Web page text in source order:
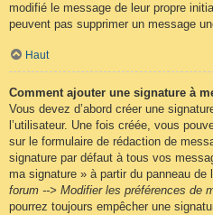
modifié le message de leur propre
peuvent pas supprimer un message
Haut
Comment ajouter une signature à
Vous devez d’abord créer une
l’utilisateur. Une fois créée, vous
sur le formulaire de rédaction de
signature par défaut à tous vos
ma signature » à partir du panneau de
forum --> Modifier les préférences de
pourrez toujours empêcher une